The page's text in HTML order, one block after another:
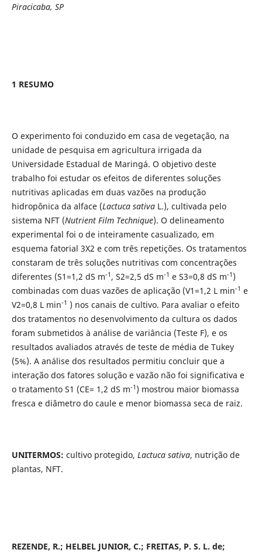
Piracicaba, SP
1 RESUMO
O experimento foi conduzido em casa de vegetação, na
unidade de pesquisa em agricultura irrigada da
Universidade Estadual de Maringá. O objetivo deste
trabalho foi estudar os efeitos de diferentes soluções
nutritivas aplicadas em duas vazões na produção
hidropônica da alface (Lactuca sativa L.), cultivada pelo
sistema NFT (Nutrient Film Technique). O delineamento
experimental foi o de inteiramente casualizado, em
esquema fatorial 3X2 e com três repetições. Os tratamentos
constaram de três soluções nutritivas com concentrações
diferentes (S1=1,2 dS m-1 , S2=2,5 dS m-1 e S3=0,8 dS m-1 )
combinadas com duas vazões de aplicação (V1=1,2 L min-1 e
V2=0,8 L min-1 ) nos canais de cultivo. Para avaliar o efeito
dos tratamentos no desenvolvimento da cultura os dados
foram submetidos à análise de variância (Teste F), e os
resultados avaliados através de teste de média de Tukey
(5%). A análise dos resultados permitiu concluir que a
interação dos fatores solução e vazão não foi significativa e
o tratamento S1 (CE= 1,2 dS m-1 ) mostrou maior biomassa
fresca e diâmetro do caule e menor biomassa seca de raiz.
UNITERMOS: cultivo protegido, Lactuca sativa, nutrição de
plantas, NFT.
REZENDE, R.; HELBEL JUNIOR, C.; FREITAS, P. S. L. de;